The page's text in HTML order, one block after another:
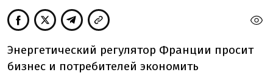
Энергетический регулятор Франции просит
бизнес и потребителей экономить